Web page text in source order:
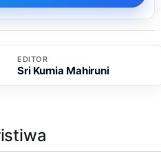
EDITOR
Sri Kurnia Mahiruni